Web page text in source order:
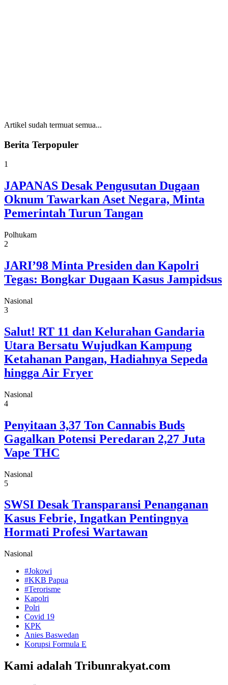
Artikel sudah termuat semua...
Berita Terpopuler
1
JAPANAS Desak Pengusutan Dugaan
Oknum Tawarkan Aset Negara, Minta
Pemerintah Turun Tangan
Polhukam
2
JARI’98 Minta Presiden dan Kapolri
Tegas: Bongkar Dugaan Kasus Jampidsus
Nasional
3
Salut! RT 11 dan Kelurahan Gandaria
Utara Bersatu Wujudkan Kampung
Ketahanan Pangan, Hadiahnya Sepeda
hingga Air Fryer
Nasional
4
Penyitaan 3,37 Ton Cannabis Buds
Gagalkan Potensi Peredaran 2,27 Juta
Vape THC
Nasional
5
SWSI Desak Transparansi Penanganan
Kasus Febrie, Ingatkan Pentingnya
Hormati Profesi Wartawan
Nasional
#Jokowi
#KKB Papua
#Terorisme
Kapolri
Polri
Covid 19
KPK
Anies Baswedan
Korupsi Formula E
Kami adalah Tribunrakyat.com